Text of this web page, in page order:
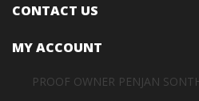
CONTACT US
MY ACCOUNT
PROOF OWNER PENJAN